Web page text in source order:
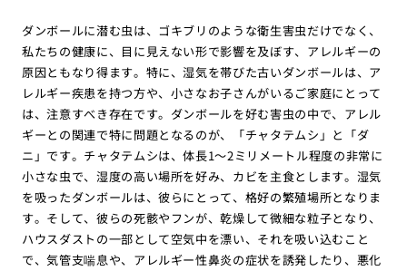
ダンボールに潜む虫は、ゴキブリのような衛生害虫だけでなく、
私たちの健康に、目に見えない形で影響を及ぼす、アレルギーの
原因ともなり得ます。特に、湿気を帯びた古いダンボールは、ア
レルギー疾患を持つ方や、小さなお子さんがいるご家庭にとって
は、注意すべき存在です。ダンボールを好む害虫の中で、アレル
ギーとの関連で特に問題となるのが、「チャタテムシ」と「ダ
ニ」です。チャタテムシは、体長1〜2ミリメートル程度の非常に
小さな虫で、湿度の高い場所を好み、カビを主食とします。湿気
を吸ったダンボールは、彼らにとって、格好の繁殖場所となりま
す。そして、彼らの死骸やフンが、乾燥して微細な粒子となり、
ハウスダストの一部として空気中を漂い、それを吸い込むこと
で、気管支喘息や、アレルギー性鼻炎の症状を誘発したり、悪化